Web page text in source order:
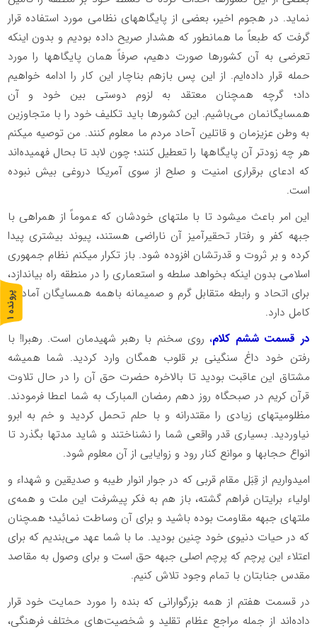
نماید. در هجوم اخیر، بعضی از پایگاههای نظامی مورد استفاده قرار
گرفت که طبعاً ما همانطور که هشدار صریح داده بودیم و بدون اینکه
تعرضی به آن کشورها صورت دهیم، صرفاً همان پایگاهها را مورد
حمله قرار داده‌ایم. از این پس بازهم بناچار این کار را ادامه خواهیم
داد؛ گرچه همچنان معتقد به لزوم دوستی بین خود و آن
همسایگانمان می‌باشیم. این کشورها باید تکلیف خود را با متجاوزین
به وطن عزیزمان و قاتلین آحاد مردم ما معلوم کنند. من توصیه میکنم
هر چه زودتر آن پایگاهها را تعطیل کنند؛ چون لابد تا بحال فهمیده‌اند
که ادعای برقراری امنیت و صلح از سوی آمریکا دروغی بیش نبوده
است.
این امر باعث میشود تا با ملتهای خودشان که عموماً از همراهی با
جبهه کفر و رفتار تحقیرآمیز آن ناراضی هستند، پیوند بیشتری پیدا
کرده و بر ثروت و قدرتشان افزوده شود. باز تکرار میکنم نظام جمهوری
اسلامی بدون اینکه بخواهد سلطه و استعماری را در منطقه راه بیاندازد،
برای اتحاد و رابطه متقابل گرم و صمیمانه باهمه همسایگان آمادگی
کامل دارد.
در قسمت ششم کلام،‍ روی سخنم با رهبر شهیدمان است. رهبرا! با
رفتن خود داغ سنگینی بر قلوب همگان وارد کردید. شما همیشه
مشتاق این عاقبت بودید تا بالاخره حضرت حق آن را در حال تلاوت
قرآن کریم در صبحگاه روز دهم رمضان المبارک به شما اعطا فرمودند.
مظلومیتهای زیادی را مقتدرانه و با حلم تحمل کردید و خم به ابرو
نیاوردید. بسیاری قدر واقعی شما را نشناختند و شاید مدتها بگذرد تا
انواع حجابها و موانع کنار رود و زوایایی از آن معلوم شود.
امیدواریم از قِبَل مقام قربی که در جوار انوار طیبه و صدیقین و شهداء و
اولیاء برایتان فراهم گشته، باز هم به فکر پیشرفت این ملت و همه‌ی
ملتهای جبهه مقاومت بوده باشید و برای آن وساطت نمائید؛ همچنان
که در حیات دنیوی خود چنین بودید. ما با شما عهد می‌بندیم که برای
اعتلاء این پرچم که پرچم اصلی جبهه حق است و برای وصول به مقاصد
مقدس جنابتان با تمام وجود تلاش کنیم.
در قسمت هفتم از همه بزرگوارانی که بنده را مورد حمایت خود قرار
داده‌اند از جمله مراجع عظام تقلید و شخصیت‌های مختلف فرهنگی،
پ
ر
و
ن
د
ه
1